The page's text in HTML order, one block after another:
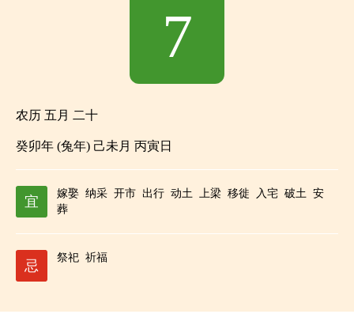
7
农历 五月 二十
癸卯年 (兔年) 己未月 丙寅日
宜
嫁娶 纳采 开市 出行 动土 上梁 移徙 入宅 破土 安
葬
忌
祭祀 祈福